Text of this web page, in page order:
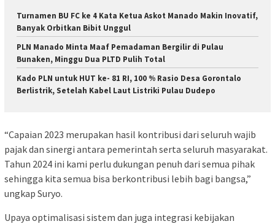
Turnamen BU FC ke 4 Kata Ketua Askot Manado Makin Inovatif,
Banyak Orbitkan Bibit Unggul
PLN Manado Minta Maaf Pemadaman Bergilir di Pulau
Bunaken, Minggu Dua PLTD Pulih Total
Kado PLN untuk HUT ke- 81 RI, 100 % Rasio Desa Gorontalo
Berlistrik, Setelah Kabel Laut Listriki Pulau Dudepo
“Capaian 2023 merupakan hasil kontribusi dari seluruh wajib
pajak dan sinergi antara pemerintah serta seluruh masyarakat.
Tahun 2024 ini kami perlu dukungan penuh dari semua pihak
sehingga kita semua bisa berkontribusi lebih bagi bangsa,”
ungkap Suryo.
Upaya optimalisasi sistem dan juga integrasi kebijakan